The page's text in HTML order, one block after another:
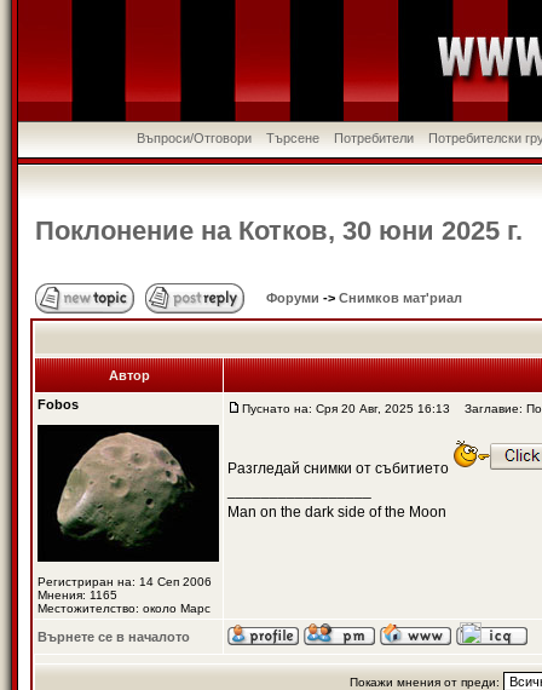
Въпроси/Отговори Търсене Потребители Потребителски
Поклонение на Котков, 30 юни 2025 г.
Форуми -> Снимков мат'риал
Автор
Fobos
Регистриран на: 14 Сеп 2006
Мнения: 1165
Местожителство: около Марс
Пуснато на: Сря 20 Авг, 2025 16:13 Заглавие:
Разгледай снимки от събитието
Man on the dark side of the Moon
Върнете се в началото
Покажи мнения от преди: